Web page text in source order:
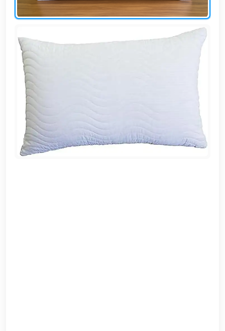
مياه
أثاث
تسجيل